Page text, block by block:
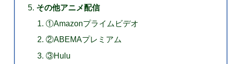
その他アニメ配信
①Amazonプライムビデオ
②ABEMAプレミアム
③Hulu